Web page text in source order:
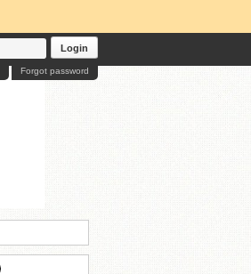
Login
Forgot password